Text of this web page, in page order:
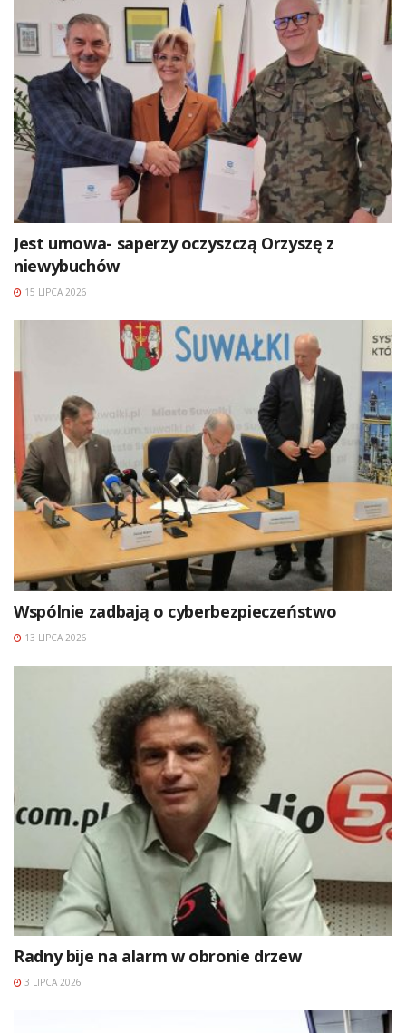
Jest umowa- saperzy oczyszczą Orzyszę z
niewybuchów
15 LIPCA 2026
Wspólnie zadbają o cyberbezpieczeństwo
13 LIPCA 2026
Radny bije na alarm w obronie drzew
3 LIPCA 2026